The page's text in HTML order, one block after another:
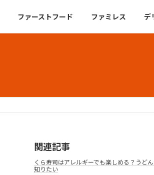
ファーストフード ファミレス デ
関連記事
くら寿司はアレルギーでも楽しめる？うど
知りたい